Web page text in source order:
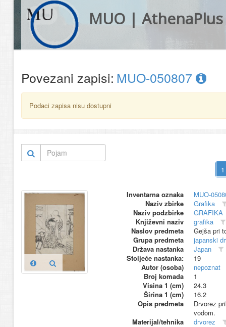
MUO | AthenaPlus
Povezani zapisi: MUO-050807
Podaci zapisa nisu dostupni
Inventarna oznaka
MUO-
Naziv zbirke
Grafika
Naziv podzbirke
GRAFIKA
Književni naziv
grafika
Naslov predmeta
Gejša pri
Grupa predmeta
japanski
Država nastanka
Japan
Stoljeće nastanka:
19
Autor (osoba)
nepoznat
Broj komada
1
Visina 1 (cm)
24.3
Širina 1 (cm)
16.2
Opis predmeta
Drvorez
vodom.
Materijal/tehnika
drvorez